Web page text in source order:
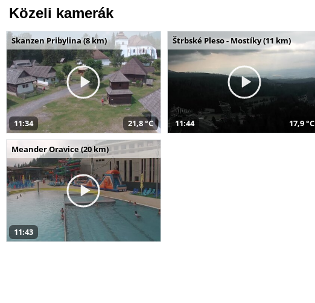
Közeli kamerák
Skanzen Pribylina (8 km)
11:34 21,8 °C
Štrbské Pleso - Mostíky (11 km)
11:44 17,9 °C
Meander Oravice (20 km)
11:43